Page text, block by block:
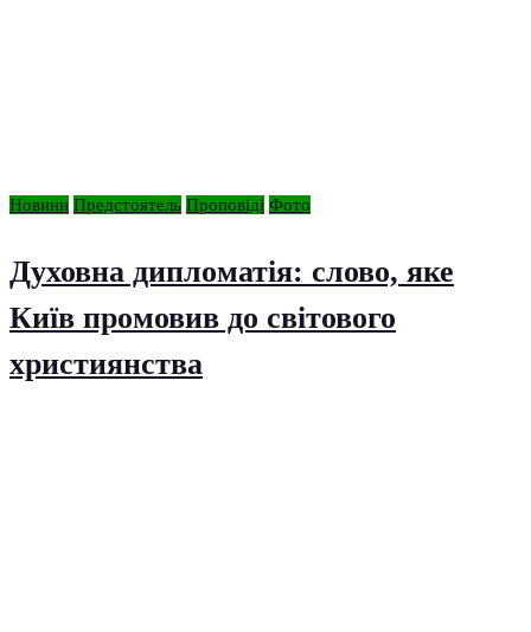
Новини Предстоятель Проповіді Фото
Духовна дипломатія: слово, яке
Київ промовив до світового
християнства